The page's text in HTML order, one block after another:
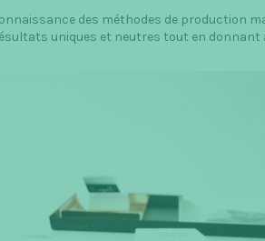
des méthodes de production
uniques et neutres tout en